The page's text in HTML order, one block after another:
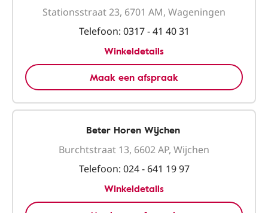
Stationsstraat 23, 6701 AM, Wageningen
Telefoon: 0317 - 41 40 31
Winkeldetails
Maak een afspraak
Beter Horen Wijchen
Burchtstraat 13, 6602 AP, Wijchen
Telefoon: 024 - 641 19 97
Winkeldetails